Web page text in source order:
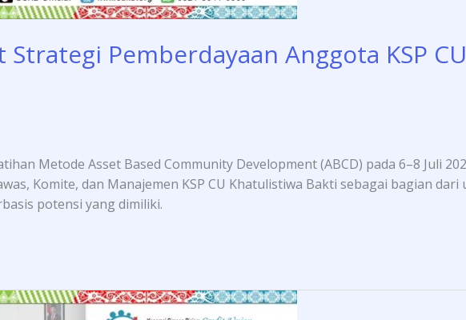
Pemberdayaan Anggota KSP
Metode Asset Based Community Development (ABCD) pada 6–8 Juli
Komite, dan Manajemen KSP CU Khatulistiwa Bakti sebagai bagian
potensi yang dimiliki.